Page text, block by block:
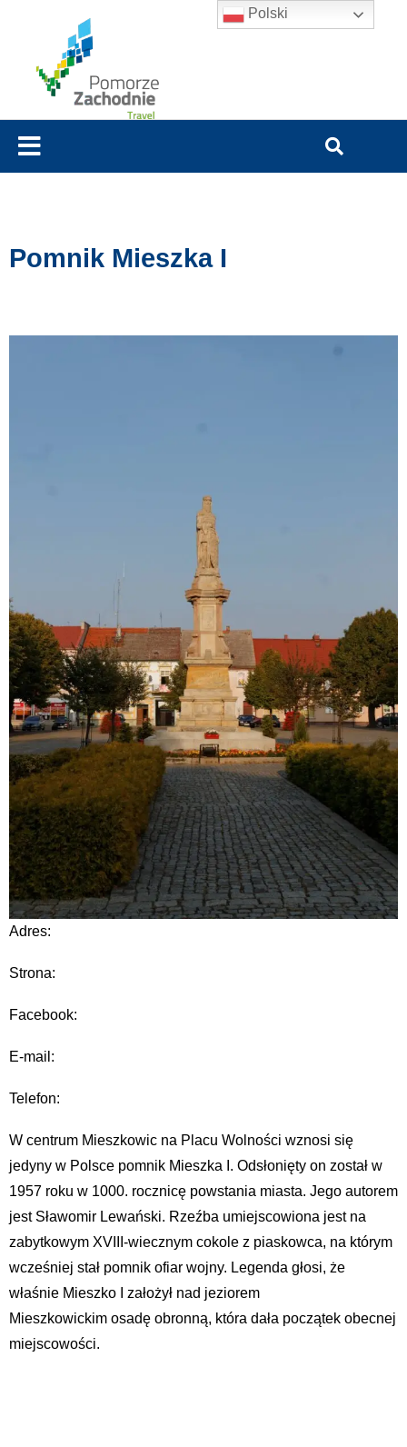
Pomnik Mieszka I
Adres:
Strona:
Facebook:
E-mail:
Telefon:
W centrum Mieszkowic na Placu Wolności wznosi się
jedyny w Polsce pomnik Mieszka I. Odsłonięty on został w
1957 roku w 1000. rocznicę powstania miasta. Jego autorem
jest Sławomir Lewański. Rzeźba umiejscowiona jest na
zabytkowym XVIII-wiecznym cokole z piaskowca, na którym
wcześniej stał pomnik ofiar wojny. Legenda głosi, że
właśnie Mieszko I założył nad jeziorem
Mieszkowickim osadę obronną, która dała początek obecnej
miejscowości.
Polski